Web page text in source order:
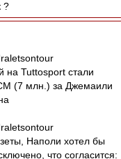
?
на Tuttosport стали
(7 млн.) за Джемаили
Наполи хотел бы
что согласится: